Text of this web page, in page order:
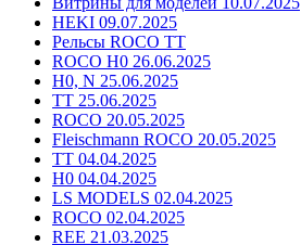
HEKI 09.07.2025
Рельсы ROCO TT
ROCO H0 26.06.2025
H0, N 25.06.2025
TT 25.06.2025
ROCO 20.05.2025
Fleischmann ROCO 20.05.2025
TT 04.04.2025
H0 04.04.2025
LS MODELS 02.04.2025
ROCO 02.04.2025
REE 21.03.2025